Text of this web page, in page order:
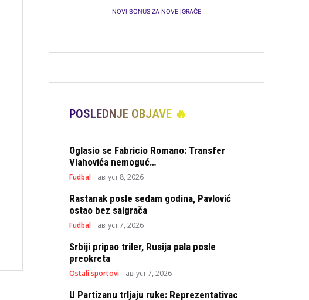
NOVI BONUS ZA NOVE IGRAČE
POSLEDNJE OBJAVE 🔥
Oglasio se Fabricio Romano: Transfer
Vlahovića nemoguć…
Fudbal август 8, 2026
Rastanak posle sedam godina, Pavlović
ostao bez saigrača
Fudbal август 7, 2026
Srbiji pripao triler, Rusija pala posle
preokreta
Ostali sportovi август 7, 2026
U Partizanu trljaju ruke: Reprezentativac